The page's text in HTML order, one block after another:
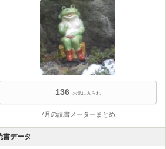
136 お気に入られ
7月の読書メーターまとめ
書データ